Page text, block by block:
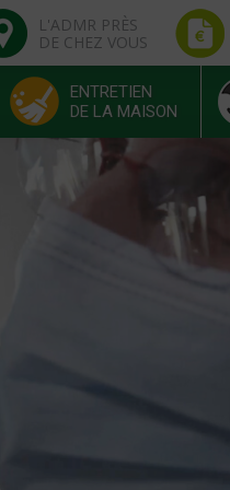
L'ADMR PRÈS
DE CHEZ VOUS
ENTRETIEN
DE LA MAISON